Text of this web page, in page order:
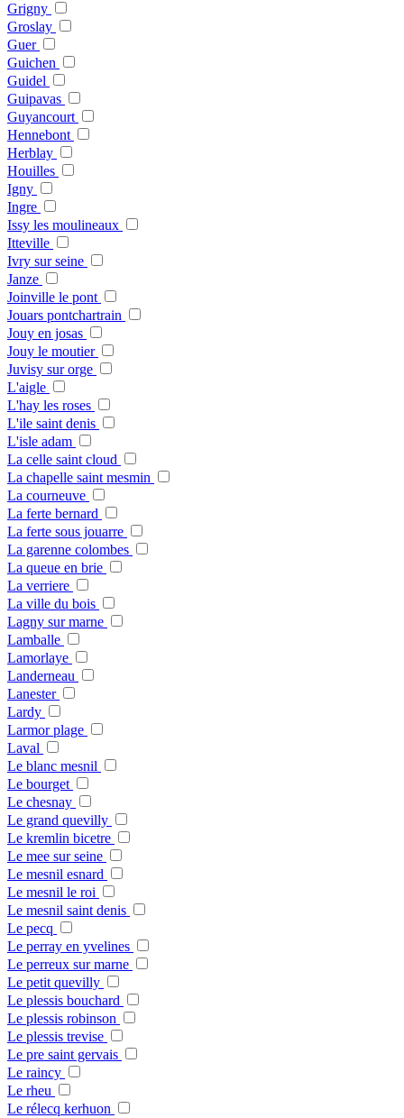
Grigny
Groslay
Guer
Guichen
Guidel
Guipavas
Guyancourt
Hennebont
Herblay
Houilles
Igny
Ingre
Issy les moulineaux
Itteville
Ivry sur seine
Janze
Joinville le pont
Jouars pontchartrain
Jouy en josas
Jouy le moutier
Juvisy sur orge
L'aigle
L'hay les roses
L'ile saint denis
L'isle adam
La celle saint cloud
La chapelle saint mesmin
La courneuve
La ferte bernard
La ferte sous jouarre
La garenne colombes
La queue en brie
La verriere
La ville du bois
Lagny sur marne
Lamballe
Lamorlaye
Landerneau
Lanester
Lardy
Larmor plage
Laval
Le blanc mesnil
Le bourget
Le chesnay
Le grand quevilly
Le kremlin bicetre
Le mee sur seine
Le mesnil esnard
Le mesnil le roi
Le mesnil saint denis
Le pecq
Le perray en yvelines
Le perreux sur marne
Le petit quevilly
Le plessis bouchard
Le plessis robinson
Le plessis trevise
Le pre saint gervais
Le raincy
Le rheu
Le rélecq kerhuon